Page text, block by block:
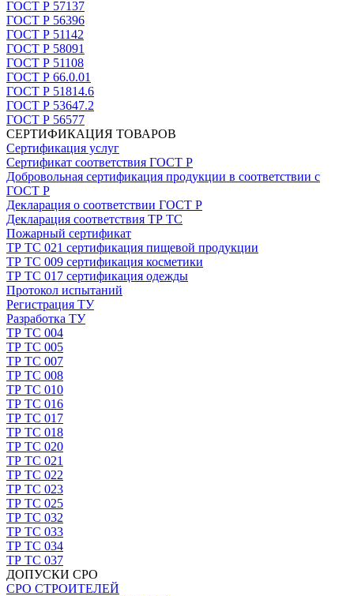
ГОСТ Р 57137
ГОСТ Р 56396
ГОСТ Р 51142
ГОСТ Р 58091
ГОСТ Р 51108
ГОСТ Р 66.0.01
ГОСТ Р 51814.6
ГОСТ Р 53647.2
ГОСТ Р 56577
СЕРТИФИКАЦИЯ ТОВАРОВ
Сертификация услуг
Сертификат соответствия ГОСТ Р
Добровольная сертификация продукции в соответствии с
ГОСТ Р
Декларация о соответствии ГОСТ Р
Декларация соответствия ТР ТС
Пожарный сертификат
ТР ТС 021 сертификация пищевой продукции
ТР ТС 009 сертификация косметики
ТР ТС 017 сертификация одежды
Протокол испытаний
Регистрация ТУ
Разработка ТУ
ТР ТС 004
ТР ТС 005
ТР ТС 007
ТР ТС 008
ТР ТС 010
ТР ТС 016
ТР ТС 017
ТР ТС 018
ТР ТС 020
ТР ТС 021
ТР ТС 022
ТР ТС 023
ТР ТС 025
ТР ТС 032
ТР ТС 033
ТР ТС 034
ТР ТС 037
ДОПУСКИ СРО
СРО СТРОИТЕЛЕЙ